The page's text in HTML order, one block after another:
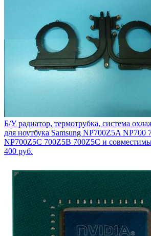
Б/У радиатор, термотрубка, система
для ноутбука Samsung NP700Z5A
NP700Z5C 700Z5B 700Z5C и
400 руб.